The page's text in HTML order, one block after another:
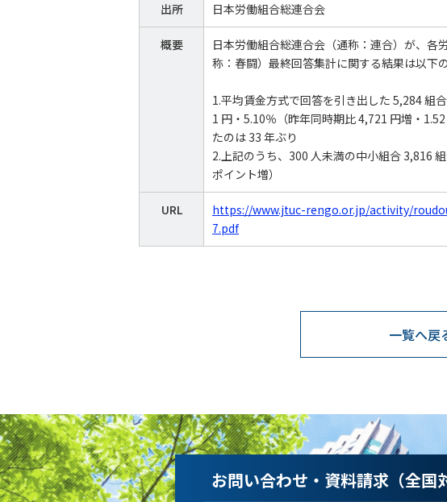
出所 日本労働組合総連合会
概要
日本労働組合総連合会（通称：連合）が、各
称：春闘）最終回答集計に関する結果は以下
1.平均賃金方式で回答を引き出した 5,284 組
1 円・5.10％（昨年同時期比 4,721 円増・
たのは 33 年ぶり
2.上記のうち、300 人未満の中小組合 3,816
ポイント増）
URL
https://www.jtuc-rengo.or.jp/activity/
7.pdf
一覧へ戻
お問い合わせ・資料請求（全国